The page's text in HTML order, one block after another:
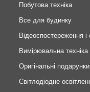
Побутова техніка
Все для будинку
Відеоспостереження
Вимірювальна техніка
Оригінальні подарунки
Світлодіодне